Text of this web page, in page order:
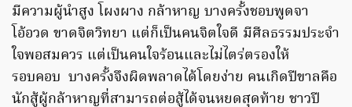
มีความผู้นำสูง โผงผาง กล้าหาญ บางครั้งชอบพูดจา
โอ้อวด ขาดจิตวิทยา แต่ก็เป็นคนจิตใจดี มีศีลธรรมประจำ
ใจพอสมควร แต่เป็นคนใจร้อนและไม่ไตร่ตรองให้
รอบคอบ บางครั้งจึงผิดพลาดได้โดยง่าย คนเกิดปีขาลคือ
นักสู้ผู้กล้าหาญที่สามารถต่อสู้ได้จนหยดสุดท้าย ชาวปี